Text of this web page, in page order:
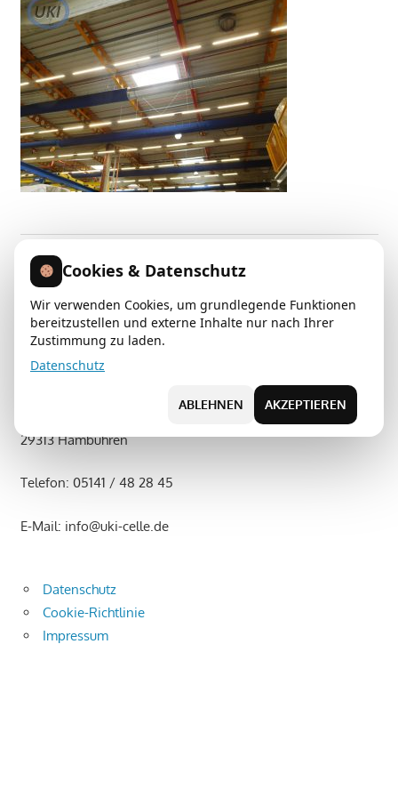
Aufgabenfeld
geht
von
der
individuellen
Planung
über
die
bis
hin
zu
umfangreichen
Wartungsdienstleistungen
und
Hygieneinspektionen
6022.
Beitragsnavigation
Vorheriger
Beitrag:
Textilschlauch Hallen-Belüftung (2)
KONTAKT
Klima- und Lüftungstechnik in Hannover/Celle/Hamburg
Bremen/Berlin/Hildesheim
UKI Industriemontage GmbH Ahornallee 36
29313 Hambühren
Telefon: 05141 / 48 28 45
E-Mail: info@uki-celle.de
Datenschutz
Cookie-Richtlinie
Impressum
Cookies & Datenschutz
Wir verwenden Cookies, um grundlegende Funktionen
bereitzustellen und externe Inhalte nur nach Ihrer
Zustimmung zu laden.
Datenschutz
ABLEHNEN AKZEPTIEREN